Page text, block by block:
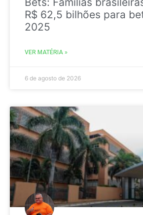
R$ 62,5 bilhões para
2025
VER MATÉRIA »
6 de agosto de 2026